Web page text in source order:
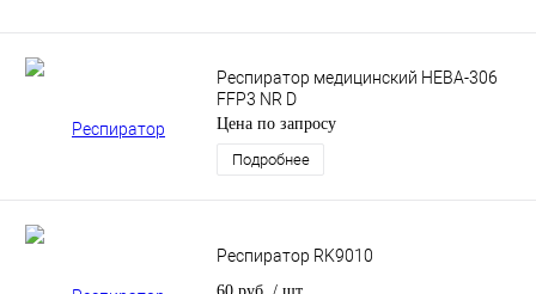
Респиратор медицинский НЕВА-306
FFP3 NR D
Цена по запросу
Подробнее
Респиратор RK9010